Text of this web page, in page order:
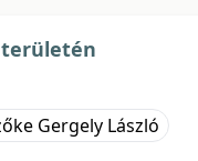
területén
Gergely László